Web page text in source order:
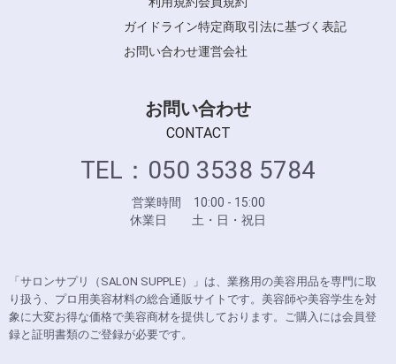
ガイドライン特定商取引法に基づく表記
お問い合わせ運営会社
お問い合わせ
CONTACT
TEL：050 3538 5784
営業時間 10:00 - 15:00
休業日 土・日・祝日
「サロンサプリ（SALON SUPPLE）」は、業務用の美容用品を専門に取
り扱う、プロ用美容材料の総合通販サイトです。美容師や美容学生を対
象に大変お得な価格で美容商材を提供しております。ご購入には会員登
録と証明書類のご登録が必要です。